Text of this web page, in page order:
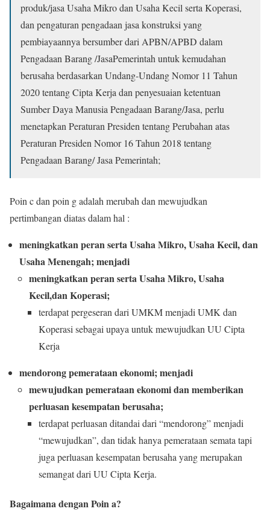
produk/jasa Usaha Mikro dan Usaha Kecil serta Koperasi,
dan pengaturan pengadaan jasa konstruksi yang
pembiayaannya bersumber dari APBN/APBD dalam
Pengadaan Barang /JasaPemerintah untuk kemudahan
berusaha berdasarkan Undang-Undang Nomor 11 Tahun
2020 tentang Cipta Kerja dan penyesuaian ketentuan
Sumber Daya Manusia Pengadaan Barang/Jasa, perlu
menetapkan Peraturan Presiden tentang Perubahan atas
Peraturan Presiden Nomor 16 Tahun 2018 tentang
Pengadaan Barang/ Jasa Pemerintah;
Poin c dan poin g adalah merubah dan mewujudkan
pertimbangan diatas dalam hal :
meningkatkan peran serta Usaha Mikro, Usaha Kecil, dan
Usaha Menengah; menjadi
meningkatkan peran serta Usaha Mikro, Usaha
Kecil,dan Koperasi;
terdapat pergeseran dari UMKM menjadi UMK dan
Koperasi sebagai upaya untuk mewujudkan UU Cipta
Kerja
mendorong pemerataan ekonomi; menjadi
mewujudkan pemerataan ekonomi dan memberikan
perluasan kesempatan berusaha;
terdapat perluasan ditandai dari “mendorong” menjadi
“mewujudkan”, dan tidak hanya pemerataan semata tapi
juga perluasan kesempatan berusaha yang merupakan
semangat dari UU Cipta Kerja.
Bagaimana dengan Poin a?